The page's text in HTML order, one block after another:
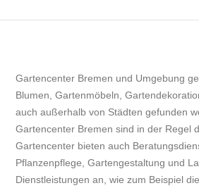
Gartencenter Bremen und Umgebung
Blumen, Gartenmöbeln,
auch außerhalb von Städten gefunden
Gartencenter Bremen sind in der Regel
Gartencenter bieten auch
Pflanzenpflege, Gartengestaltung und
Dienstleistungen an, wie zum Beispiel